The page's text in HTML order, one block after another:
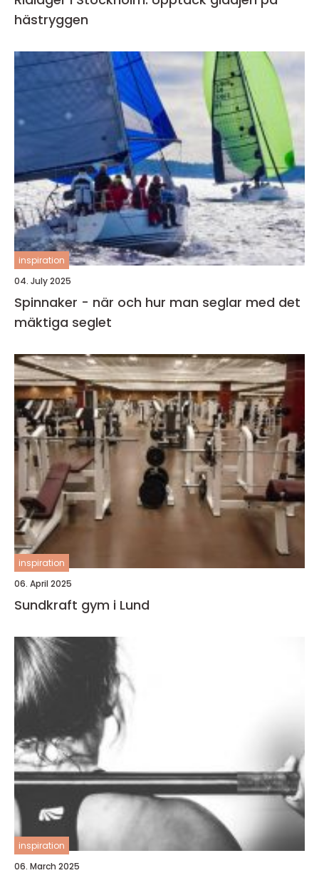
hästryggen
inspiration
04. July 2025
Spinnaker - när och hur man seglar med det
mäktiga seglet
inspiration
06. April 2025
Sundkraft gym i Lund
inspiration
06. March 2025